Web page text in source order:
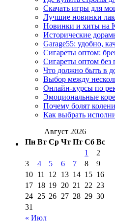
Скачать игры для
Лучшие новинки
Новинки и хиты на
Исторические
Garage55: удобно,
Сигареты оптом:
Сигареты оптом без
Что должно быть в
Выбор между
Онлайн-курсы по
Эмоциональные
Почему болят
Как выбрать
Август 2026
Пн Вт Ср Чт Пт Сб Вс
« Июл
1
2
3
4 5 6 7 8
9
10 11 12 13 14 15 16
17 18 19 20 21 22 23
24 25 26 27 28 29 30
31